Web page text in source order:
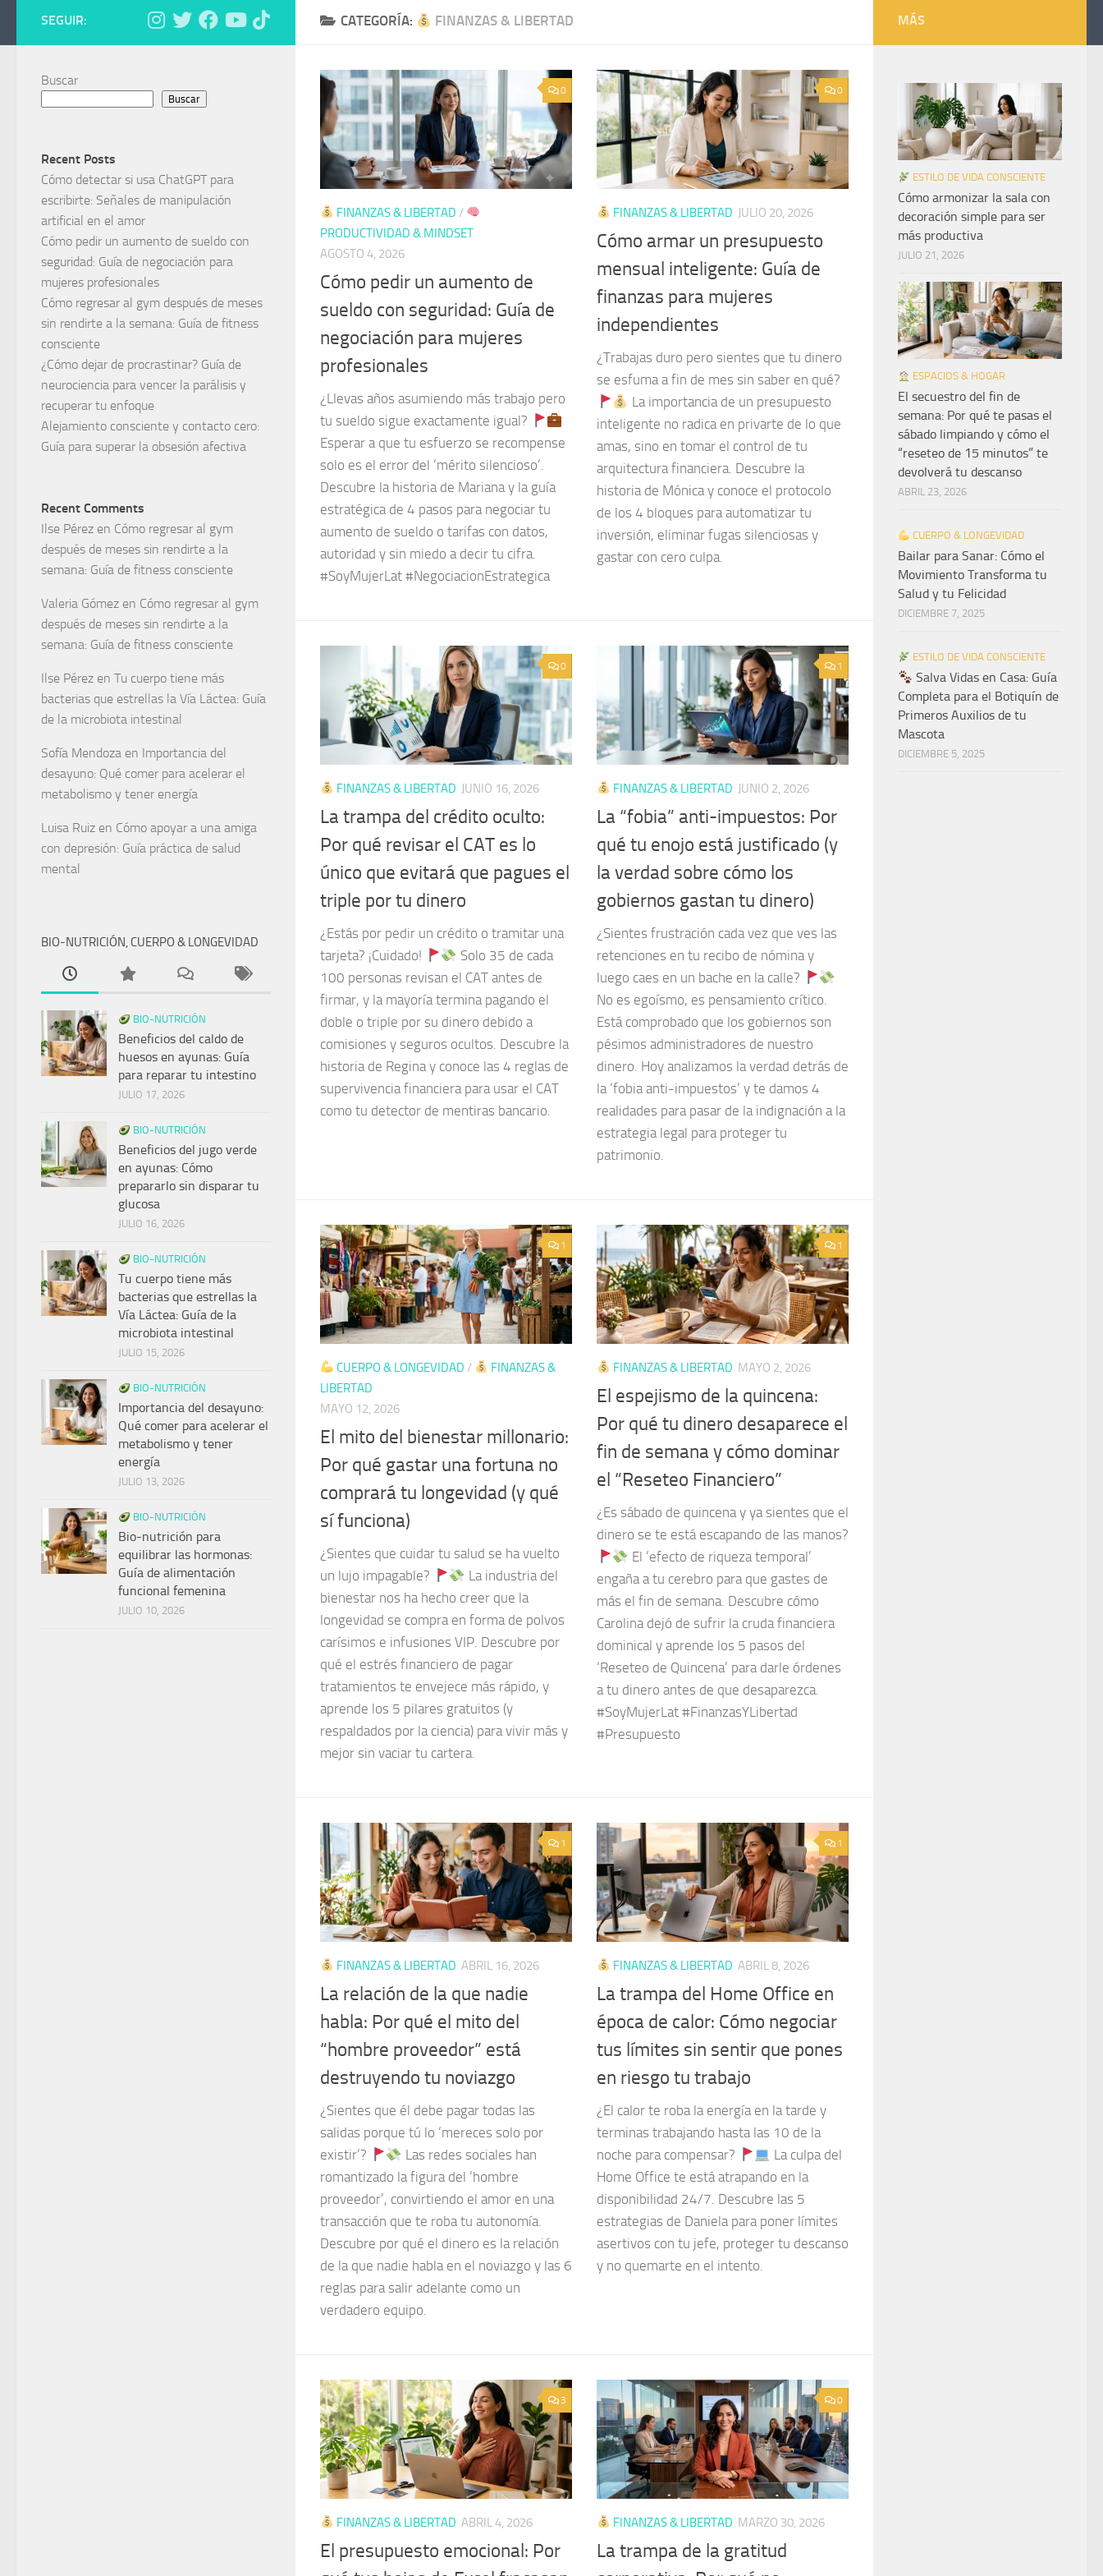
CATEGORÍA: FINANZAS & LIBERTAD
0
FINANZAS & LIBERTAD /
PRODUCTIVIDAD & MINDSET
AGOSTO 4, 2026
Cómo pedir un aumento de
sueldo con seguridad: Guía de
negociación para mujeres
profesionales
¿Llevas años asumiendo más trabajo pero
tu sueldo sigue exactamente igual?
Esperar a que tu esfuerzo se recompense
solo es el error del ‘mérito silencioso’.
Descubre la historia de Mariana y la guía
estratégica de 4 pasos para negociar tu
aumento de sueldo o tarifas con datos,
autoridad y sin miedo a decir tu cifra.
#SoyMujerLat #NegociacionEstrategica
0
FINANZAS & LIBERTAD JULIO 20, 2026
Cómo armar un presupuesto
mensual inteligente: Guía de
finanzas para mujeres
independientes
¿Trabajas duro pero sientes que tu dinero
se esfuma a fin de mes sin saber en qué?
La importancia de un presupuesto
inteligente no radica en privarte de lo que
amas, sino en tomar el control de tu
arquitectura financiera. Descubre la
historia de Mónica y conoce el protocolo
de los 4 bloques para automatizar tu
inversión, eliminar fugas silenciosas y
gastar con cero culpa.
0
FINANZAS & LIBERTAD JUNIO 16, 2026
La trampa del crédito oculto:
Por qué revisar el CAT es lo
único que evitará que pagues el
triple por tu dinero
¿Estás por pedir un crédito o tramitar una
tarjeta? ¡Cuidado!
Solo 35 de cada
100 personas revisan el CAT antes de
firmar, y la mayoría termina pagando el
doble o triple por su dinero debido a
comisiones y seguros ocultos. Descubre la
historia de Regina y conoce las 4 reglas de
supervivencia financiera para usar el CAT
como tu detector de mentiras bancario.
1
FINANZAS & LIBERTAD JUNIO 2, 2026
La “fobia” anti-impuestos: Por
qué tu enojo está justificado (y
la verdad sobre cómo los
gobiernos gastan tu dinero)
¿Sientes frustración cada vez que ves las
retenciones en tu recibo de nómina y
luego caes en un bache en la calle?
No es egoísmo, es pensamiento crítico.
Está comprobado que los gobiernos son
pésimos administradores de nuestro
dinero. Hoy analizamos la verdad detrás de
la ‘fobia anti-impuestos’ y te damos 4
realidades para pasar de la indignación a la
estrategia legal para proteger tu
patrimonio.
1
CUERPO & LONGEVIDAD /
FINANZAS &
LIBERTAD
MAYO 12, 2026
El mito del bienestar millonario:
Por qué gastar una fortuna no
comprará tu longevidad (y qué
sí funciona)
¿Sientes que cuidar tu salud se ha vuelto
un lujo impagable?
La industria del
bienestar nos ha hecho creer que la
longevidad se compra en forma de polvos
carísimos e infusiones VIP. Descubre por
qué el estrés financiero de pagar
tratamientos te envejece más rápido, y
aprende los 5 pilares gratuitos (y
respaldados por la ciencia) para vivir más y
mejor sin vaciar tu cartera.
1
FINANZAS & LIBERTAD MAYO 2, 2026
El espejismo de la quincena:
Por qué tu dinero desaparece el
fin de semana y cómo dominar
el “Reseteo Financiero”
¿Es sábado de quincena y ya sientes que el
dinero se te está escapando de las manos?
El ‘efecto de riqueza temporal’
engaña a tu cerebro para que gastes de
más el fin de semana. Descubre cómo
Carolina dejó de sufrir la cruda financiera
dominical y aprende los 5 pasos del
‘Reseteo de Quincena’ para darle órdenes
a tu dinero antes de que desaparezca.
#SoyMujerLat #FinanzasYLibertad
#Presupuesto
1
FINANZAS & LIBERTAD ABRIL 16, 2026
La relación de la que nadie
habla: Por qué el mito del
“hombre proveedor” está
destruyendo tu noviazgo
¿Sientes que él debe pagar todas las
salidas porque tú lo ‘mereces solo por
existir’?
Las redes sociales han
romantizado la figura del ‘hombre
proveedor’, convirtiendo el amor en una
transacción que te roba tu autonomía.
Descubre por qué el dinero es la relación
de la que nadie habla en el noviazgo y las 6
reglas para salir adelante como un
verdadero equipo.
1
FINANZAS & LIBERTAD ABRIL 8, 2026
La trampa del Home Office en
época de calor: Cómo negociar
tus límites sin sentir que pones
en riesgo tu trabajo
¿El calor te roba la energía en la tarde y
terminas trabajando hasta las 10 de la
noche para compensar?
La culpa del
Home Office te está atrapando en la
disponibilidad 24/7. Descubre las 5
estrategias de Daniela para poner límites
asertivos con tu jefe, proteger tu descanso
y no quemarte en el intento.
3
FINANZAS & LIBERTAD ABRIL 4, 2026
El presupuesto emocional: Por
0
FINANZAS & LIBERTAD MARZO 30, 2026
La trampa de la gratitud
SEGUIR:
Buscar
Buscar
Recent Posts
Cómo detectar si usa ChatGPT para
escribirte: Señales de manipulación
artificial en el amor
Cómo pedir un aumento de sueldo con
seguridad: Guía de negociación para
mujeres profesionales
Cómo regresar al gym después de meses
sin rendirte a la semana: Guía de fitness
consciente
¿Cómo dejar de procrastinar? Guía de
neurociencia para vencer la parálisis y
recuperar tu enfoque
Alejamiento consciente y contacto cero:
Guía para superar la obsesión afectiva
Recent Comments
Ilse Pérez en Cómo regresar al gym
después de meses sin rendirte a la
semana: Guía de fitness consciente
Valeria Gómez en Cómo regresar al gym
después de meses sin rendirte a la
semana: Guía de fitness consciente
Ilse Pérez en Tu cuerpo tiene más
bacterias que estrellas la Vía Láctea: Guía
de la microbiota intestinal
Sofía Mendoza en Importancia del
desayuno: Qué comer para acelerar el
metabolismo y tener energía
Luisa Ruiz en Cómo apoyar a una amiga
con depresión: Guía práctica de salud
mental
BIO-NUTRICIÓN, CUERPO & LONGEVIDAD
BIO-NUTRICIÓN
Beneficios del caldo de
huesos en ayunas: Guía
para reparar tu intestino
JULIO 17, 2026
BIO-NUTRICIÓN
Beneficios del jugo verde
en ayunas: Cómo
prepararlo sin disparar tu
glucosa
JULIO 16, 2026
BIO-NUTRICIÓN
Tu cuerpo tiene más
bacterias que estrellas la
Vía Láctea: Guía de la
microbiota intestinal
JULIO 15, 2026
BIO-NUTRICIÓN
Importancia del desayuno:
Qué comer para acelerar el
metabolismo y tener
energía
JULIO 13, 2026
BIO-NUTRICIÓN
Bio-nutrición para
equilibrar las hormonas:
Guía de alimentación
funcional femenina
JULIO 10, 2026
MÁS
ESTILO DE VIDA CONSCIENTE
Cómo armonizar la sala con
decoración simple para ser
más productiva
JULIO 21, 2026
ESPACIOS & HOGAR
El secuestro del fin de
semana: Por qué te pasas el
sábado limpiando y cómo el
“reseteo de 15 minutos” te
devolverá tu descanso
ABRIL 23, 2026
CUERPO & LONGEVIDAD
Bailar para Sanar: Cómo el
Movimiento Transforma tu
Salud y tu Felicidad
DICIEMBRE 7, 2025
ESTILO DE VIDA CONSCIENTE
Salva Vidas en Casa: Guía
Completa para el Botiquín de
Primeros Auxilios de tu
Mascota
DICIEMBRE 5, 2025